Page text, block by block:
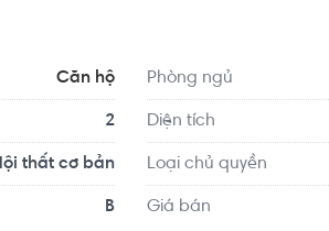
Techcombank, nhiều trường học,
Căn hộ Phòng ngủ
2 Diện tích
thất cơ bản Loại chủ quyền
B Giá bán